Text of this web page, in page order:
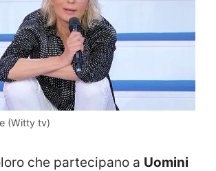
(Witty tv)
che partecipano a Uomini